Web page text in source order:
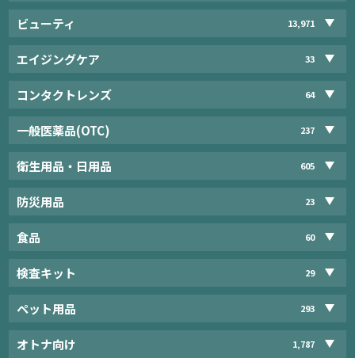
ビューティ 13,971
エイジングケア 33
コンタクトレンズ 64
一般医薬品(OTC) 237
衛生用品・日用品 605
防災用品 23
食品 60
検査キット 29
ペット用品 293
オトナ向け 1,787